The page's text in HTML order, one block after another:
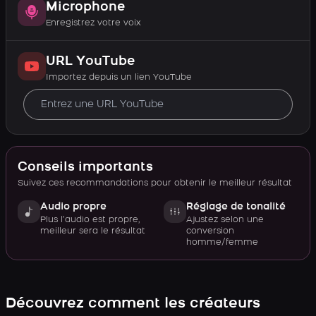
Microphone
Enregistrez votre voix
URL YouTube
Importez depuis un lien YouTube
Conseils importants
Suivez ces recommandations pour obtenir le meilleur résultat
Audio propre
Plus l’audio est propre,
meilleur sera le résultat
Réglage de tonalité
Ajustez selon une
conversion
homme/femme
Découvrez comment les créateurs